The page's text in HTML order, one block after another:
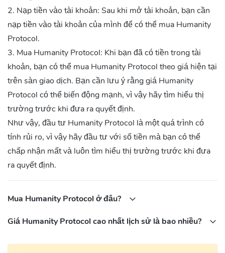
2. Nạp tiền vào tài khoản: Sau khi mở tài khoản, bạn cần
nạp tiền vào tài khoản của mình để có thể mua Humanity
Protocol.
3. Mua Humanity Protocol: Khi bạn đã có tiền trong tài
khoản, bạn có thể mua Humanity Protocol theo giá hiện tại
trên sàn giao dịch. Bạn cần lưu ý rằng giá Humanity
Protocol có thể biến động mạnh, vì vậy hãy tìm hiểu thị
trường trước khi đưa ra quyết định.
Như vậy, đầu tư Humanity Protocol là một quá trình có
tính rủi ro, vì vậy hãy đầu tư với số tiền mà bạn có thể
chấp nhận mất và luôn tìm hiểu thị trường trước khi đưa
ra quyết định.
Mua Humanity Protocol ở đâu?
Giá Humanity Protocol cao nhất lịch sử là bao nhiều?